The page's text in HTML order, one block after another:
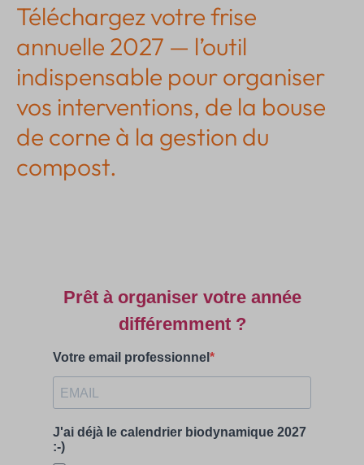
Téléchargez votre frise
annuelle 2027 — l’outil
indispensable pour organiser
vos interventions, de la bouse
de corne à la gestion du
compost.